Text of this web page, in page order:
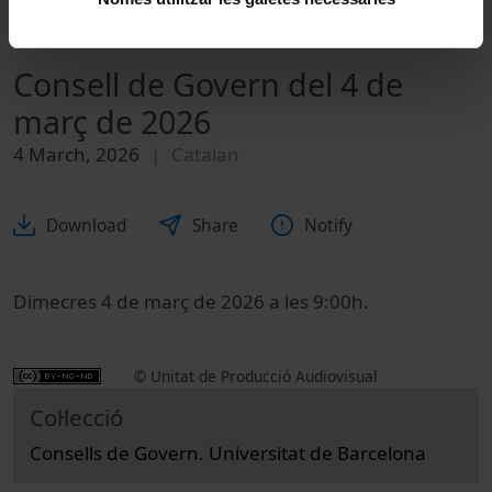
Consell de Govern del 4 de
març de 2026
4 March, 2026 Catalan
Download Share Notify
Dimecres 4 de març de 2026 a les 9:00h.
© Unitat de Producció Audiovisual
Col·lecció
Consells de Govern. Universitat de Barcelona